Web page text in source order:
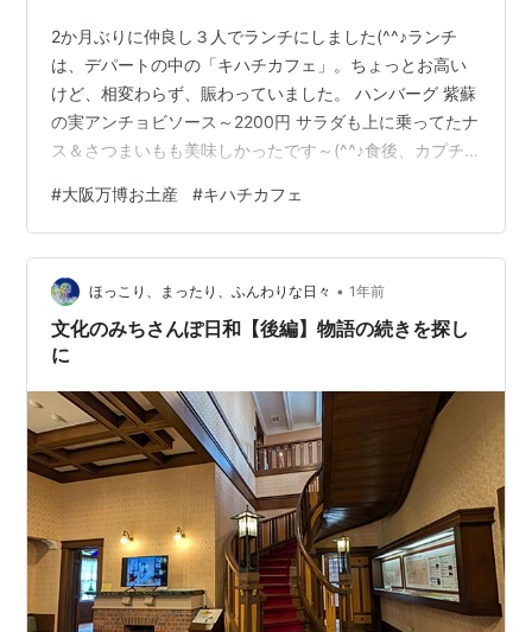
2か月ぶりに仲良し３人でランチにしました(^^♪ランチ
は、デパートの中の「キハチカフェ」。ちょっとお高い
けど、相変わらず、賑わっていました。 ハンバーグ 紫蘇
の実アンチョビソース～2200円 サラダも上に乗ってたナ
ス＆さつまいもも美味しかったです～(^^♪食後、カプチ
650円） ひとりの友達は、暑い中、野球観戦（その日は
カープが勝って良かったね）やなんと大阪万博にも行っ
たそうで。。。。足が痛いと言いながら元気だな。万博
は、とても良かったらしいです。人混み苦手だからな
～。。。なかなか行く気にはなれないんだけど、楽しい
でしょうね(^^♪人が多くて、大…
#大阪万博お土産 #キハチカフェ
ほっこり、まったり、ふんわりな日々 • 1年前
文化のみちさんぽ日和【後編】物語の続きを探し
に